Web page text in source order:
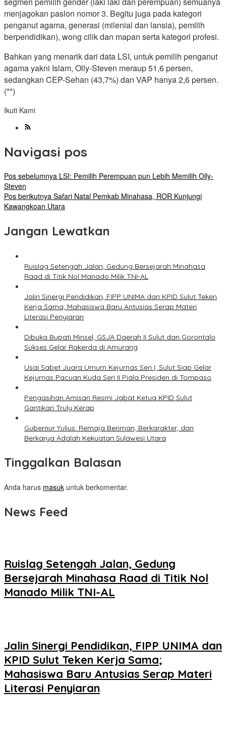
menjagokan paslon nomor 3. Begitu juga pada kategori
penganut agama, generasi (milenial dan lansia), pemilih
berpendidikan), wong cilik dan mapan serta kategori profesi.
Bahkan yang menarik dari data LSI, untuk pemilih penganut
agama yakni Islam, Olly-Steven meraup 51,6 persen,
sedangkan CEP-Sehan (43,7%) dan VAP hanya 2,6 persen.
(**)
Ikuti Kami
Navigasi pos
Pos sebelumnya LSI: Pemilih Perempuan pun Lebih Memilih Olly-
Steven
Pos berikutnya Safari Natal Pemkab Minahasa, ROR Kunjungi
Kawangkoan Utara
Jangan Lewatkan
Ruislag Setengah Jalan, Gedung Bersejarah Minahasa
Raad di Titik Nol Manado Milik TNI-AL
Jalin Sinergi Pendidikan, FIPP UNIMA dan KPID Sulut Teken
Kerja Sama; Mahasiswa Baru Antusias Serap Materi
Literasi Penyiaran
Dibuka Bupati Minsel, GSJA Daerah II Sulut dan Gorontalo
Sukses Gelar Rakerda di Amurang
Usai Sabet Juara Umum Kejurnas Seri I, Sulut Siap Gelar
Kejurnas Pacuan Kuda Seri II Piala Presiden di Tompaso
Pengasihan Amisan Resmi Jabat Ketua KPID Sulut
Gantikan Truly Kerap
Gubernur Yulius: Remaja Beriman, Berkarakter, dan
Berkarya Adalah Kekuatan Sulawesi Utara
Tinggalkan Balasan
Anda harus masuk untuk berkomentar.
News Feed
Ruislag Setengah Jalan, Gedung
Bersejarah Minahasa Raad di Titik Nol
Manado Milik TNI-AL
Jalin Sinergi Pendidikan, FIPP UNIMA dan
KPID Sulut Teken Kerja Sama;
Mahasiswa Baru Antusias Serap Materi
Literasi Penyiaran